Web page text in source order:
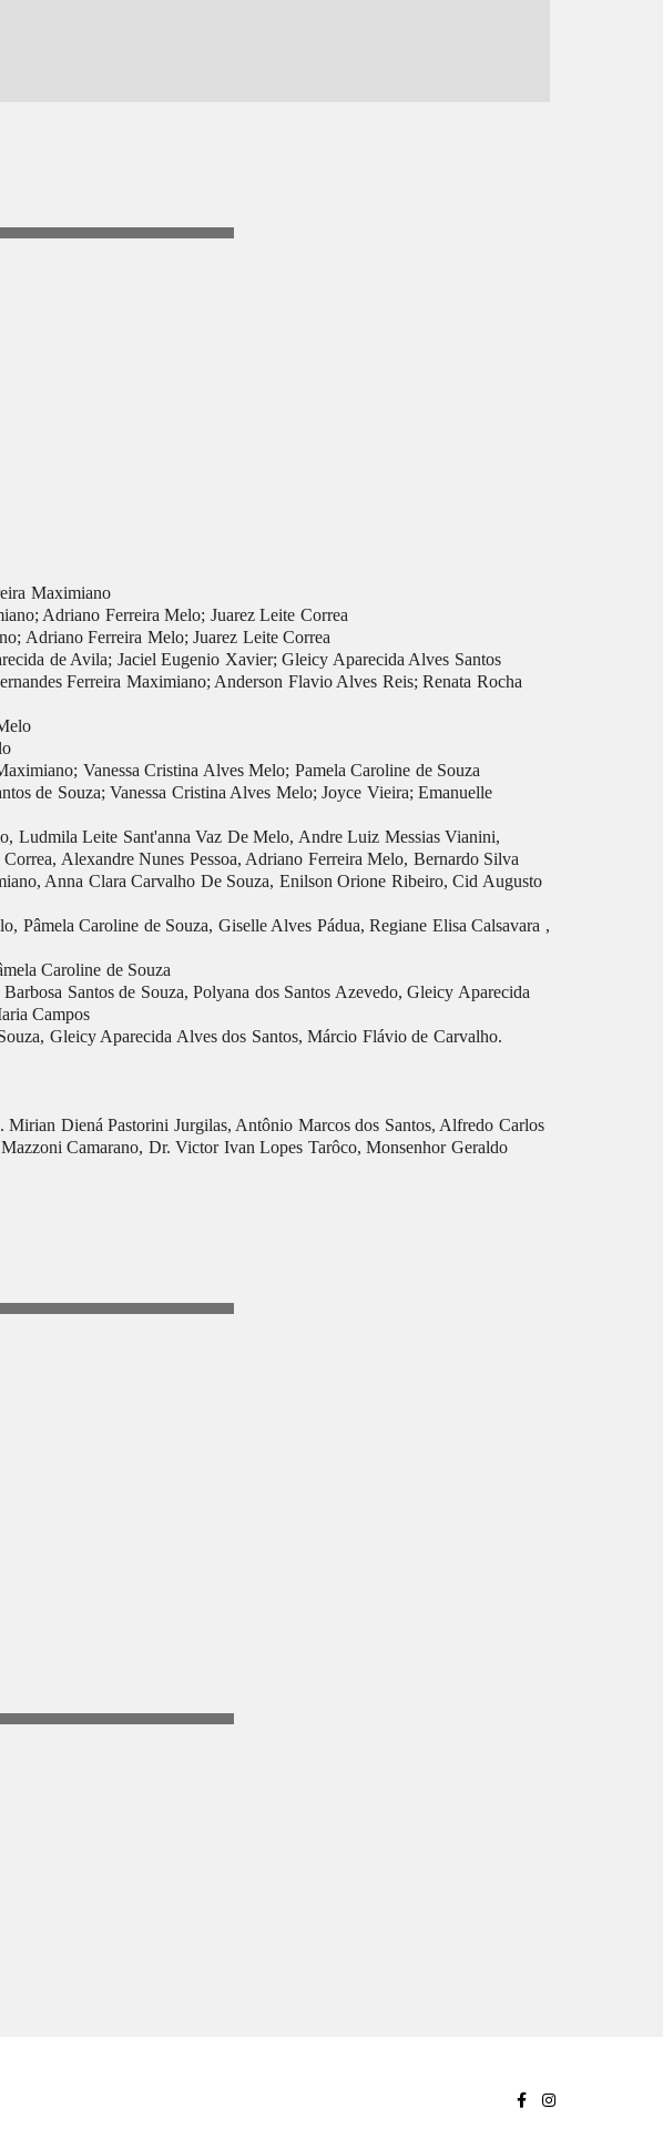
Maximiano
Adriano Ferreira Melo; Juarez Leite Correa
Adriano Ferreira Melo; Juarez Leite Correa
de Avila; Jaciel Eugenio Xavier; Gleicy Aparecida Alves Santos
Ferreira Maximiano; Anderson Flavio Alves Reis; Renata Rocha
Vanessa Cristina Alves Melo; Pamela Caroline de Souza
de Souza; Vanessa Cristina Alves Melo; Joyce Vieira; Emanuelle
Ludmila Leite Sant'anna Vaz De Melo, Andre Luiz Messias Vianini,
Alexandre Nunes Pessoa, Adriano Ferreira Melo, Bernardo Silva
Anna Clara Carvalho De Souza, Enilson Orione Ribeiro, Cid Augusto
Pâmela Caroline de Souza, Giselle Alves Pádua, Regiane Elisa Calsavara ,
Caroline de Souza
Santos de Souza, Polyana dos Santos Azevedo, Gleicy Aparecida
Campos
Gleicy Aparecida Alves dos Santos, Márcio Flávio de Carvalho.
Diená Pastorini Jurgilas, Antônio Marcos dos Santos, Alfredo Carlos
Camarano, Dr. Victor Ivan Lopes Tarôco, Monsenhor Geraldo